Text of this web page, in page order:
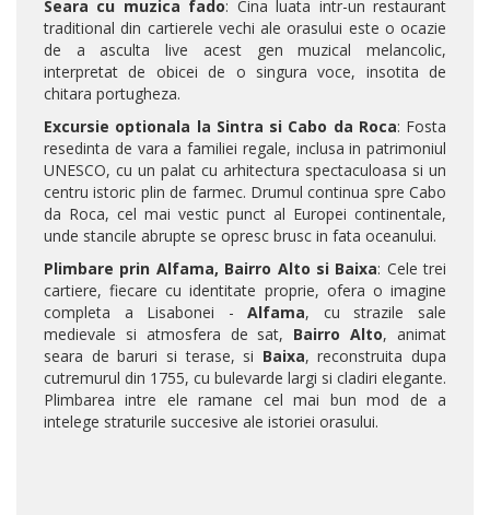
Seara cu muzica fado: Cina luata intr-un restaurant
traditional din cartierele vechi ale orasului este o ocazie
de a asculta live acest gen muzical melancolic,
interpretat de obicei de o singura voce, insotita de
chitara portugheza.
Excursie optionala la Sintra si Cabo da Roca: Fosta
resedinta de vara a familiei regale, inclusa in patrimoniul
UNESCO, cu un palat cu arhitectura spectaculoasa si un
centru istoric plin de farmec. Drumul continua spre Cabo
da Roca, cel mai vestic punct al Europei continentale,
unde stancile abrupte se opresc brusc in fata oceanului.
Plimbare prin Alfama, Bairro Alto si Baixa: Cele trei
cartiere, fiecare cu identitate proprie, ofera o imagine
completa a Lisabonei -Alfama, cu strazile sale
medievale si atmosfera de sat, Bairro Alto, animat
seara de baruri si terase, si Baixa, reconstruita dupa
cutremurul din 1755, cu bulevarde largi si cladiri elegante.
Plimbarea intre ele ramane cel mai bun mod de a
intelege straturile succesive ale istoriei orasului.